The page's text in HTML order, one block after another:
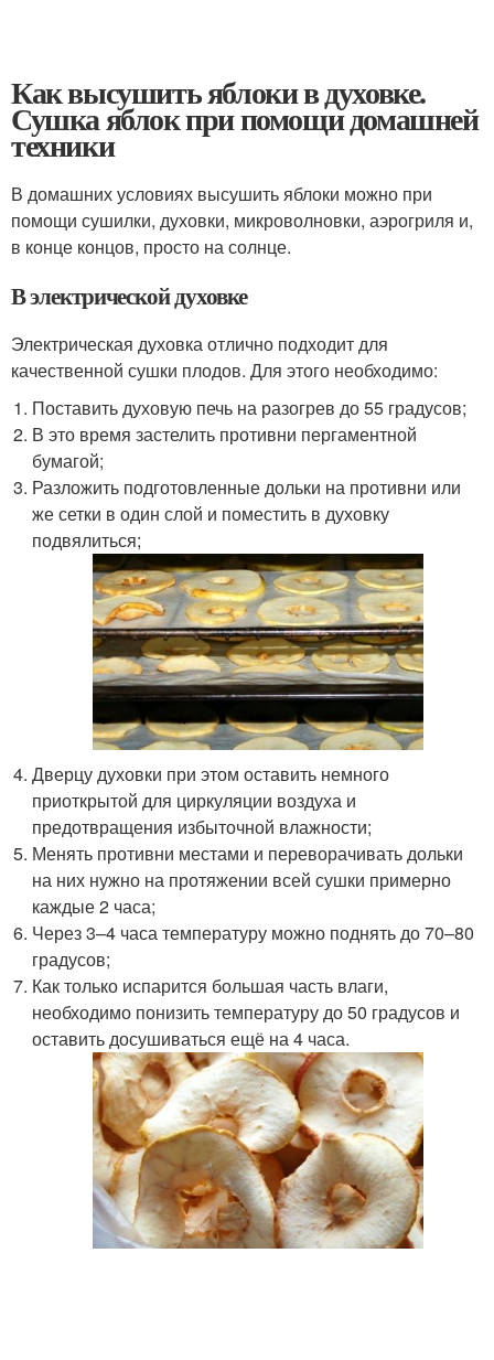
Как высушить яблоки в духовке.
Сушка яблок при помощи домашней
техники
В домашних условиях высушить яблоки можно при
помощи сушилки, духовки, микроволновки, аэрогриля и,
в конце концов, просто на солнце.
В электрической духовке
Электрическая духовка отлично подходит для
качественной сушки плодов. Для этого необходимо:
Поставить духовую печь на разогрев до 55 градусов;
В это время застелить противни пергаментной
бумагой;
Разложить подготовленные дольки на противни или
же сетки в один слой и поместить в духовку
подвялиться;
Дверцу духовки при этом оставить немного
приоткрытой для циркуляции воздуха и
предотвращения избыточной влажности;
Менять противни местами и переворачивать дольки
на них нужно на протяжении всей сушки примерно
каждые 2 часа;
Через 3–4 часа температуру можно поднять до 70–80
градусов;
Как только испарится большая часть влаги,
необходимо понизить температуру до 50 градусов и
оставить досушиваться ещё на 4 часа.